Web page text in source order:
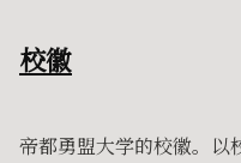
校徽
帝都勇盟大学的校徽。以